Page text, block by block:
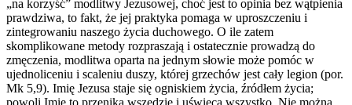
„na korzyść” modlitwy Jezusowej, choć jest to opinia bez wątpienia
prawdziwa, to fakt, że jej praktyka pomaga w uproszczeniu i
zintegrowaniu naszego życia duchowego. O ile zatem
skomplikowane metody rozpraszają i ostatecznie prowadzą do
zmęczenia, modlitwa oparta na jednym słowie może pomóc w
ujednoliceniu i scaleniu duszy, której grzechów jest cały legion (por.
Mk 5,9). Imię Jezusa staje się ogniskiem życia, źródłem życia;